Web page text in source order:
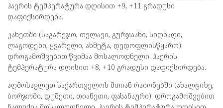
ჰაერის ტემპერატურა დღისით +9, +11 გრადუსი
დაფიქსირდება.
კახეთში (საგარეჯო, თელავი, გურჯაანი, სიღნაღი,
ლაგოდეხი, ყვარელი, ახმეტა, დედოფლისწყარო):
დროგამოშვებით წვიმაა მოსალოდნელი. ჰაერის
ტემპერატურა დღისით +8, +10 გრადუსი დაფიქსირდება.
აღმოსავლეთ საქართველოს მთიან რაიონებში (ახალციხე,
ბორჯომი, დუშეთი, თიანეთი, ფასანაური): დროგამოშვებით